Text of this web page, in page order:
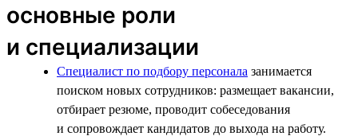
основные роли
и специализации
Специалист по подбору персонала занимается
поиском новых сотрудников: размещает вакансии,
отбирает резюме, проводит собеседования
и сопровождает кандидатов до выхода на работу.